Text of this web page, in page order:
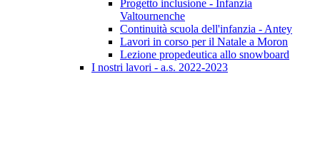
Progetto inclusione - Infanzia
Valtournenche
Continuità scuola dell'infanzia - Antey
Lavori in corso per il Natale a Moron
Lezione propedeutica allo snowboard
I nostri lavori - a.s. 2022-2023